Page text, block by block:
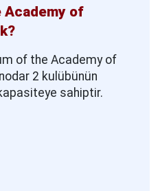
Academy of
of the Academy of
2 kulübünün
sahiptir.